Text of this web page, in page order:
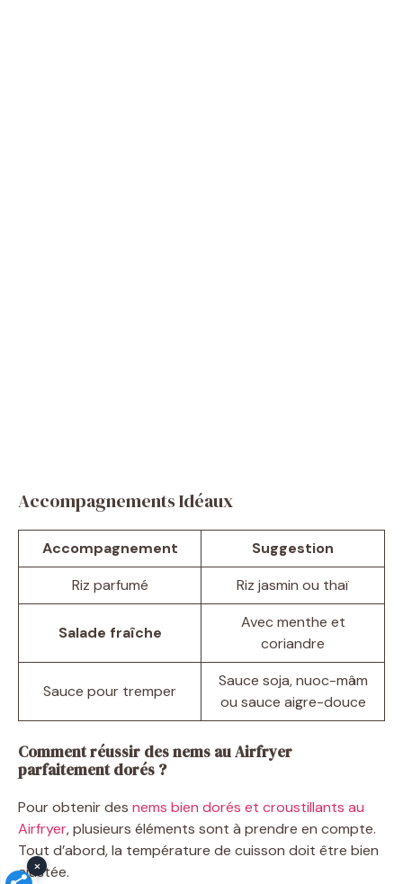
Accompagnements Idéaux
Accompagnement
Suggestion
Riz parfumé
Riz jasmin ou thaï
Salade fraîche
Avec menthe et
coriandre
Sauce pour tremper
Sauce soja, nuoc-mâm
ou sauce aigre-douce
Comment réussir des nems au Airfryer
parfaitement dorés ?
Pour obtenir des nems bien dorés et croustillants au
Airfryer, plusieurs éléments sont à prendre en compte.
Tout d’abord, la température de cuisson doit être bien
ajustée.
×